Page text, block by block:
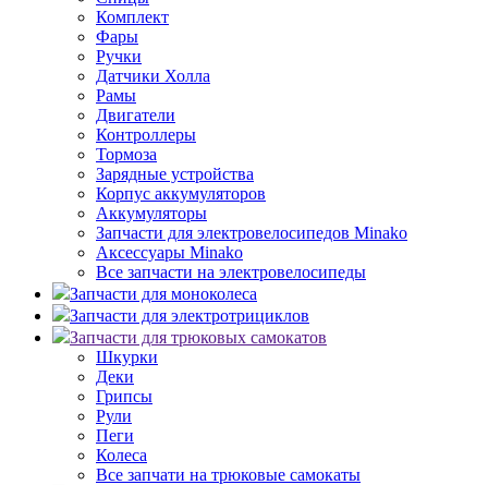
Комплект
Фары
Ручки
Датчики Холла
Рамы
Двигатели
Контроллеры
Тормоза
Зарядные устройства
Корпус аккумуляторов
Аккумуляторы
Запчасти для электровелосипедов Minako
Аксессуары Minako
Все запчасти на электровелосипеды
Запчасти для моноколеса
Запчасти для электротрициклов
Запчасти для трюковых самокатов
Шкурки
Деки
Грипсы
Рули
Пеги
Колеса
Все запчати на трюковые самокаты